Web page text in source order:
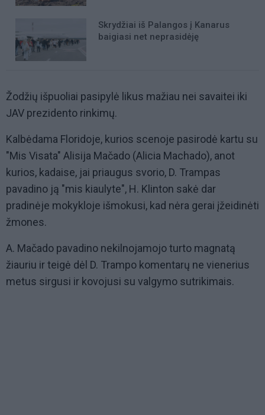
Skrydžiai iš Palangos į Kanarus
baigiasi net neprasidėję
Žodžių išpuoliai pasipylė likus mažiau nei savaitei iki
JAV prezidento rinkimų.
Kalbėdama Floridoje, kurios scenoje pasirodė kartu su
"Mis Visata" Alisija Mačado (Alicia Machado), anot
kurios, kadaise, jai priaugus svorio, D. Trampas
pavadino ją "mis kiaulyte", H. Klinton sakė dar
pradinėje mokykloje išmokusi, kad nėra gerai įžeidinėti
žmones.
A. Mačado pavadino nekilnojamojo turto magnatą
žiauriu ir teigė dėl D. Trampo komentarų ne vienerius
metus sirgusi ir kovojusi su valgymo sutrikimais.